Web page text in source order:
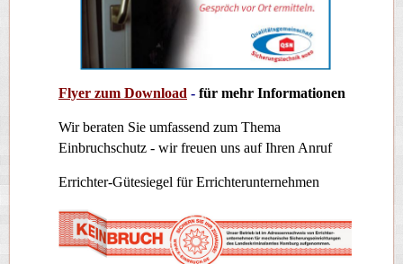
Flyer zum Download - für mehr Informationen
Wir beraten Sie umfassend zum Thema
Einbruchschutz - wir freuen uns auf Ihren Anruf
Errichter-Gütesiegel für Errichterunternehmen